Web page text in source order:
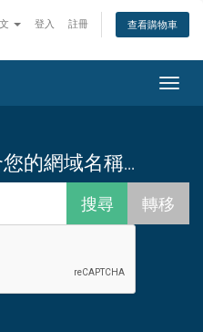
登入 註冊 查看購物車
切
換
的網域名稱...